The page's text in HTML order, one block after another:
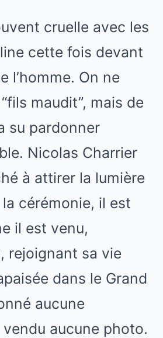
cruelle avec les
cette fois devant
l’homme. On ne
maudit”, mais de
su pardonner
Nicolas Charrier
à attirer la lumière
cérémonie, il est
il est venu,
rejoignant sa vie
dans le Grand
aucune
vendu aucune photo.